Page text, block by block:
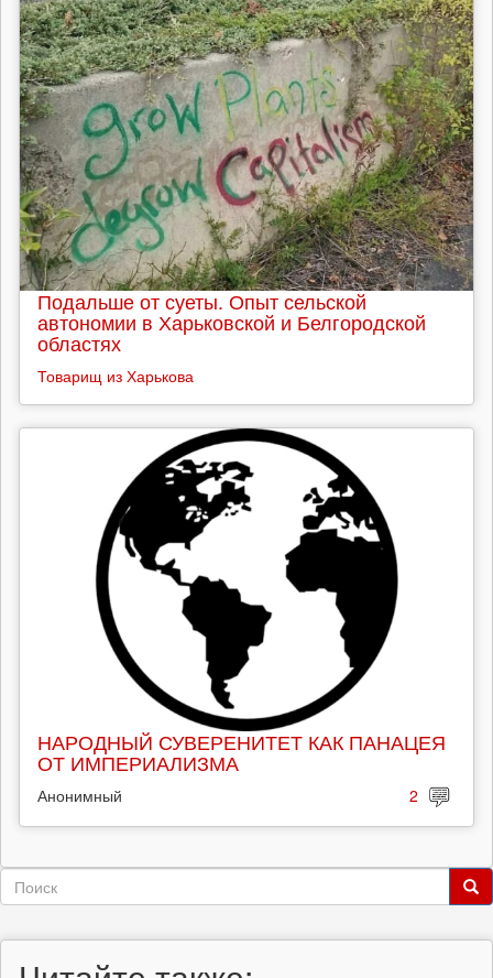
Подальше от суеты. Опыт сельской
автономии в Харьковской и Белгородской
областях
Товарищ из Харькова
НАРОДНЫЙ СУВЕРЕНИТЕТ КАК ПАНАЦЕЯ
ОТ ИМПЕРИАЛИЗМА
Анонимный 2
Форма